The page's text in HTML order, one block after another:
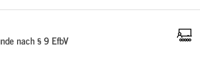
nach § 9 EfbV